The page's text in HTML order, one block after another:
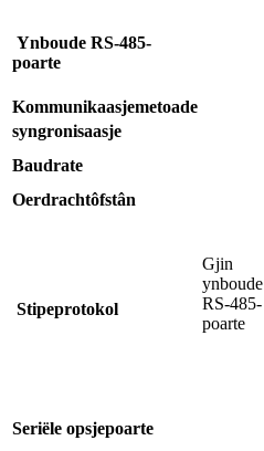
Ynboude RS-485-
poarte
Gjin
ynboude
RS-485-
poarte
Kommunikaasjemetoade
syngronisaasje
Baudrate
Oerdrachtôfstân
Stipeprotokol
Seriële opsjepoarte